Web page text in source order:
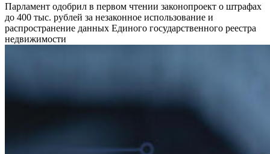
Парламент одобрил в первом чтении законопроект о штрафах
до 400 тыс. рублей за незаконное использование и
распространение данных Единого государственного реестра
недвижимости